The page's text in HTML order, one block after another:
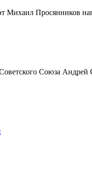
Михаил Просянников
Союза